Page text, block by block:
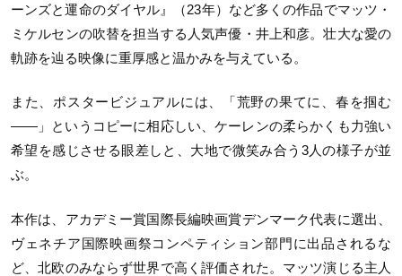
ーンズと運命のダイヤル』（23年）など多くの作品でマッツ・
ミケルセンの吹替を担当する人気声優・井上和彦。壮大な愛の
軌跡を辿る映像に重厚感と温かみを与えている。
また、ポスタービジュアルには、「荒野の果てに、春を掴む
——」というコピーに相応しい、ケーレンの柔らかくも力強い
希望を感じさせる眼差しと、大地で微笑み合う3人の様子が並
ぶ。
本作は、アカデミー賞国際長編映画賞デンマーク代表に選出、
ヴェネチア国際映画祭コンペティション部門に出品されるな
ど、北欧のみならず世界で高く評価された。マッツ演じる主人